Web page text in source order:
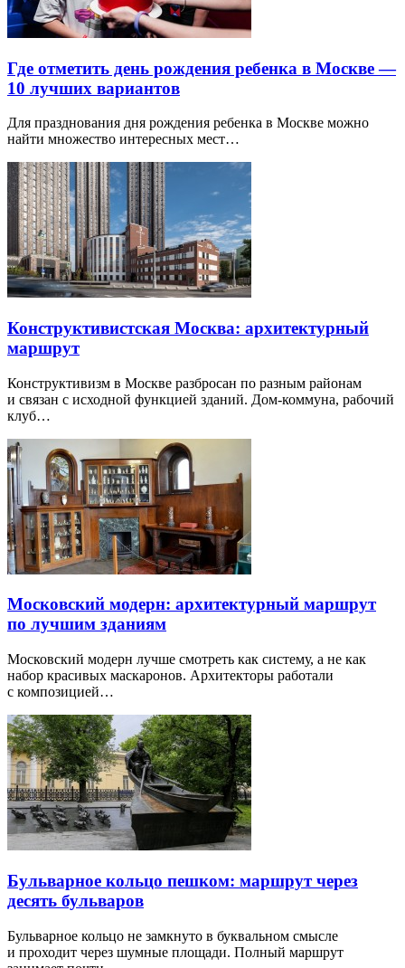
Где отметить день рождения ребенка в Москве —
10 лучших вариантов
Для празднования дня рождения ребенка в Москве можно
найти множество интересных мест…
Конструктивистская Москва: архитектурный
маршрут
Конструктивизм в Москве разбросан по разным районам
и связан с исходной функцией зданий. Дом-коммуна, рабочий
клуб…
Московский модерн: архитектурный маршрут
по лучшим зданиям
Московский модерн лучше смотреть как систему, а не как
набор красивых маскаронов. Архитекторы работали
с композицией…
Бульварное кольцо пешком: маршрут через
десять бульваров
Бульварное кольцо не замкнуто в буквальном смысле
и проходит через шумные площади. Полный маршрут